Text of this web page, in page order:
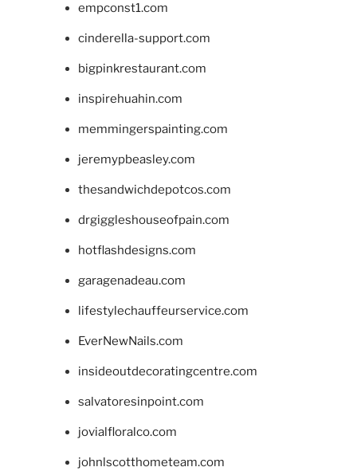
empconst1.com
cinderella-support.com
bigpinkrestaurant.com
inspirehuahin.com
memmingerspainting.com
jeremypbeasley.com
thesandwichdepotcos.com
drgiggleshouseofpain.com
hotflashdesigns.com
garagenadeau.com
lifestylechauffeurservice.com
EverNewNails.com
insideoutdecoratingcentre.com
salvatoresinpoint.com
jovialfloralco.com
johnlscotthometeam.com